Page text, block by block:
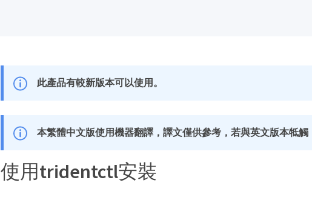
此產品有較新版本可以使用。
本繁體中文版使用機器翻譯，譯文僅供參考，若與英文版本牴觸
使用tridentctl安裝